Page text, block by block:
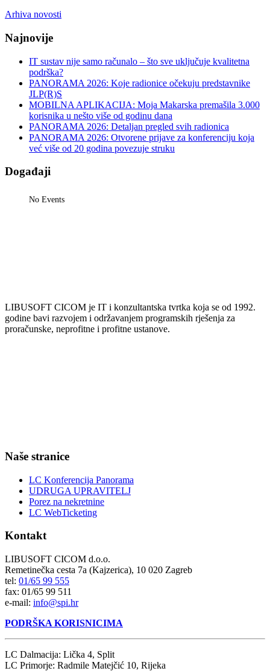
Arhiva novosti
Najnovije
IT sustav nije samo računalo – što sve uključuje kvalitetna
podrška?
PANORAMA 2026: Koje radionice očekuju predstavnike
JLP(R)S
MOBILNA APLIKACIJA: Moja Makarska premašila 3.000
korisnika u nešto više od godinu dana
PANORAMA 2026: Detaljan pregled svih radionica
PANORAMA 2026: Otvorene prijave za konferenciju koja
već više od 20 godina povezuje struku
Događaji
No Events
LIBUSOFT CICOM je IT i konzultantska tvrtka koja se od 1992.
godine bavi razvojem i održavanjem programskih rješenja za
proračunske, neprofitne i profitne ustanove.
Naše stranice
LC Konferencija Panorama
UDRUGA UPRAVITELJ
Porez na nekretnine
LC WebTicketing
Kontakt
LIBUSOFT CICOM d.o.o.
Remetinečka cesta 7a (Kajzerica), 10 020 Zagreb
tel: 01/65 99 555
fax: 01/65 99 511
e-mail: info@spi.hr
PODRŠKA KORISNICIMA
LC Dalmacija: Lička 4, Split
LC Primorje: Radmile Matejčić 10, Rijeka